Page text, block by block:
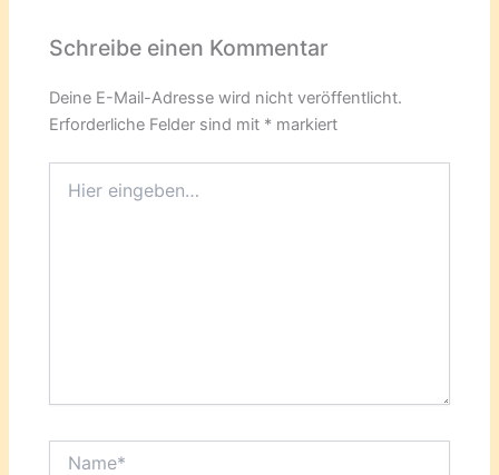
Schreibe einen Kommentar
Deine E-Mail-Adresse wird nicht veröffentlicht.
Erforderliche Felder sind mit * markiert
eingeben…